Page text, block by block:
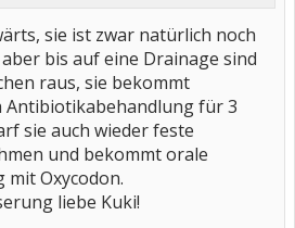
sie ist zwar natürlich noch
bis auf eine Drainage sind
raus, sie bekommt
Antibiotikabehandlung für 3
sie auch wieder feste
und bekommt orale
mit Oxycodon.
liebe Kuki!